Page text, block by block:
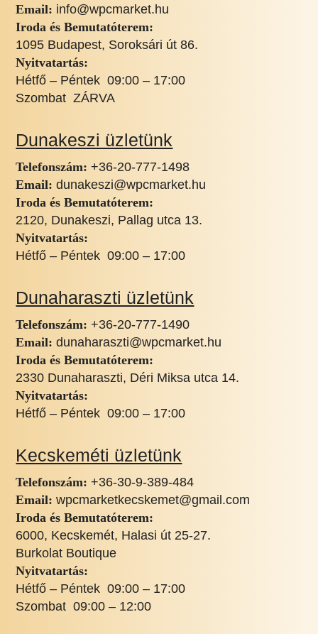
Email: info@wpcmarket.hu
Iroda és Bemutatóterem:
1095 Budapest, Soroksári út 86.
Nyitvatartás:
Hétfő – Péntek 09:00 – 17:00
Szombat ZÁRVA
Dunakeszi üzletünk
Telefonszám: +36-20-777-1498
Email: dunakeszi@wpcmarket.hu
Iroda és Bemutatóterem:
2120, Dunakeszi, Pallag utca 13.
Nyitvatartás:
Hétfő – Péntek 09:00 – 17:00
Dunaharaszti üzletünk
Telefonszám: +36-20-777-1490
Email: dunaharaszti@wpcmarket.hu
Iroda és Bemutatóterem:
2330 Dunaharaszti, Déri Miksa utca 14.
Nyitvatartás:
Hétfő – Péntek 09:00 – 17:00
Kecskeméti üzletünk
Telefonszám: +36-30-9-389-484
Email:wpcmarketkecskemet@gmail.com
Iroda és Bemutatóterem:
6000, Kecskemét, Halasi út 25-27.
Burkolat Boutique
Nyitvatartás:
Hétfő – Péntek 09:00 – 17:00
Szombat 09:00 – 12:00